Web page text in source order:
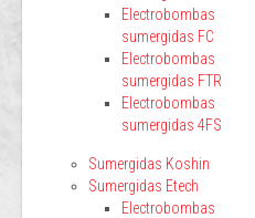
Electrobombas
sumergidas FC
Electrobombas
sumergidas FTR
Electrobombas
sumergidas 4FS
Sumergidas Koshin
Sumergidas Etech
Electrobombas